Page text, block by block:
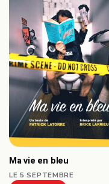
Ma vie en bleu
LE 5 SEPTEMBRE